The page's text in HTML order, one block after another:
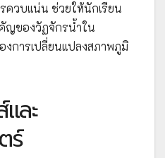
ควบแน่น ช่วยให้นักเรียน
ญของวัฏจักรน้ำใน
การเปลี่ยนแปลงสภาพภูมิ
ละ
ร์